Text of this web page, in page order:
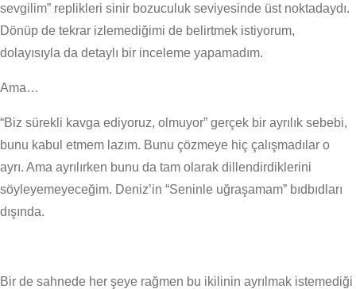
sevgilim” replikleri sinir bozuculuk seviyesinde üst noktadaydı.
Dönüp de tekrar izlemediğimi de belirtmek istiyorum,
dolayısıyla da detaylı bir inceleme yapamadım.
Ama…
“Biz sürekli kavga ediyoruz, olmuyor” gerçek bir ayrılık sebebi,
bunu kabul etmem lazım. Bunu çözmeye hiç çalışmadılar o
ayrı. Ama ayrılırken bunu da tam olarak dillendirdiklerini
söyleyemeyeceğim. Deniz’in “Seninle uğraşamam” bıdbıdları
dışında.
Bir de sahnede her şeye rağmen bu ikilinin ayrılmak istemediği